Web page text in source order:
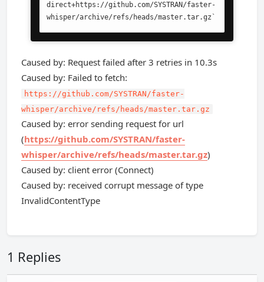
direct+https://github.com/SYSTRAN/faster-
whisper/archive/refs/heads/master.tar.gz`
Caused by: Request failed after 3 retries in 10.3s
Caused by: Failed to fetch:
https://github.com/SYSTRAN/faster-
whisper/archive/refs/heads/master.tar.gz
Caused by: error sending request for url
(https://github.com/SYSTRAN/faster-
whisper/archive/refs/heads/master.tar.gz)
Caused by: client error (Connect)
Caused by: received corrupt message of type
InvalidContentType
1 Replies